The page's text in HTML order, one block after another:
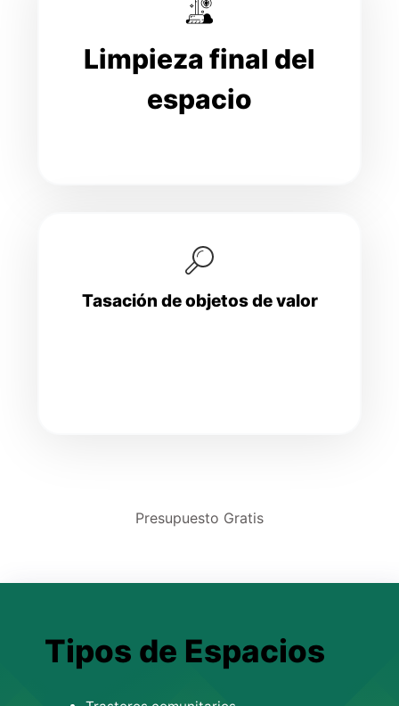
Limpieza final del
espacio
Tasación de objetos de valor
Presupuesto Gratis
Tipos de Espacios